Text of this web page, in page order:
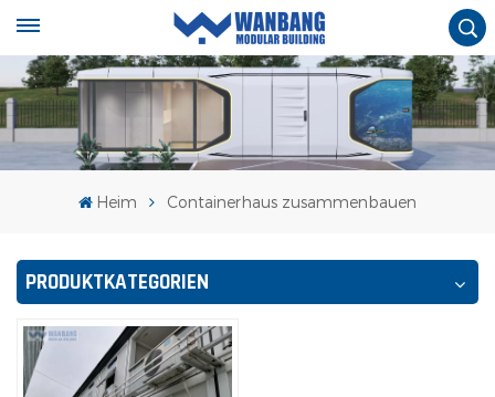
Heim Containerhaus zusammenbauen
PRODUKTKATEGORIEN